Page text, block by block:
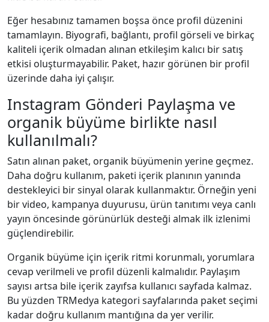
Eğer hesabınız tamamen boşsa önce profil düzenini
tamamlayın. Biyografi, bağlantı, profil görseli ve birkaç
kaliteli içerik olmadan alınan etkileşim kalıcı bir satış
etkisi oluşturmayabilir. Paket, hazır görünen bir profil
üzerinde daha iyi çalışır.
Instagram Gönderi Paylaşma ve
organik büyüme birlikte nasıl
kullanılmalı?
Satın alınan paket, organik büyümenin yerine geçmez.
Daha doğru kullanım, paketi içerik planının yanında
destekleyici bir sinyal olarak kullanmaktır. Örneğin yeni
bir video, kampanya duyurusu, ürün tanıtımı veya canlı
yayın öncesinde görünürlük desteği almak ilk izlenimi
güçlendirebilir.
Organik büyüme için içerik ritmi korunmalı, yorumlara
cevap verilmeli ve profil düzenli kalmalıdır. Paylaşım
sayısı artsa bile içerik zayıfsa kullanıcı sayfada kalmaz.
Bu yüzden TRMedya kategori sayfalarında paket seçimi
kadar doğru kullanım mantığına da yer verilir.